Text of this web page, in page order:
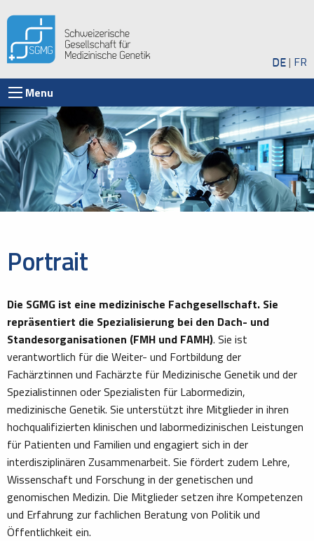
DE FR
Menu
Portrait
Die SGMG ist eine medizinische Fachgesellschaft. Sie
repräsentiert die Spezialisierung bei den Dach- und
Standesorganisationen (FMH und FAMH). Sie ist
verantwortlich für die Weiter- und Fortbildung der
Fachärztinnen und Fachärzte für Medizinische Genetik und der
Spezialistinnen oder Spezialisten für Labormedizin,
medizinische Genetik. Sie unterstützt ihre Mitglieder in ihren
hochqualifizierten klinischen und labormedizinischen Leistungen
für Patienten und Familien und engagiert sich in der
interdisziplinären Zusammenarbeit. Sie fördert zudem Lehre,
Wissenschaft und Forschung in der genetischen und
genomischen Medizin. Die Mitglieder setzen ihre Kompetenzen
und Erfahrung zur fachlichen Beratung von Politik und
Öffentlichkeit ein.